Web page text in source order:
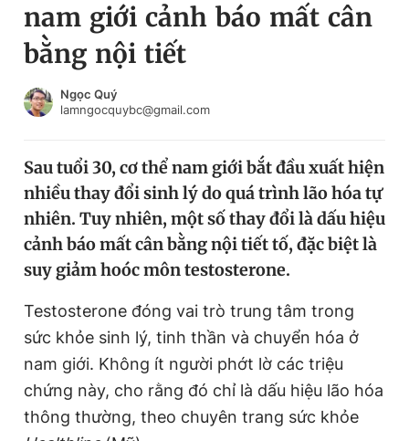
Chuyên mục khác
Chào ngày mới
Tin 360
Video Magazine
Sản phẩm khác
Tiện ích Bạn cần biết
Thông tin tòa soạn Liên hệ quảng cáo
Tin đã lưu
Tin đã xem
Đăng xuất
nam giới cảnh báo mất cân
bằng nội tiết
Ngọc Quý
lamngocquybc@gmail.com
Sau tuổi 30, cơ thể nam giới bắt đầu xuất hiện
nhiều thay đổi sinh lý do quá trình lão hóa tự
nhiên. Tuy nhiên, một số thay đổi là dấu hiệu
cảnh báo mất cân bằng nội tiết tố, đặc biệt là
suy giảm hoóc môn testosterone.
Testosterone đóng vai trò trung tâm trong
sức khỏe sinh lý, tinh thần và chuyển hóa ở
nam giới. Không ít người phớt lờ các triệu
chứng này, cho rằng đó chỉ là dấu hiệu lão hóa
thông thường, theo chuyên trang sức khỏe